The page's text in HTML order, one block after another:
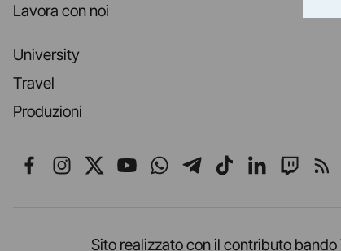
Lavora con noi
University
Travel
Produzioni
Seguici su Facebook
Seguici su Instagram
Seguici su X
Seguici su YouTube
Seguici su WhatsApp
Seguici su
Seguici su
Seguici
Sito realizzato con il contributo